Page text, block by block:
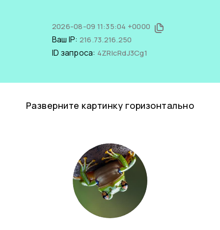
2026-08-09 11:35:04 +0000
Ваш IP: 216.73.216.250
ID запроса: 4ZRIcRdJ3Cg1
Разверните картинку горизонтально